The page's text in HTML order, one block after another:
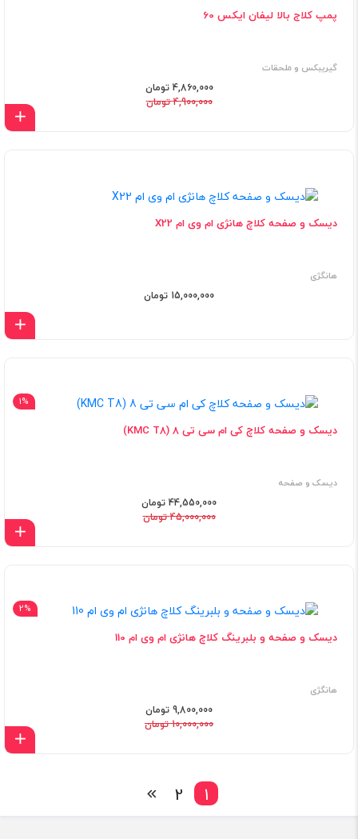
پمپ کلاج بالا لیفان ایکس 60
گیریبکس و ملحقات
4,860,000 تومان
4,900,000 تومان
دیسک و صفحه کلاچ هانژی ام وی ام X22
هانگژی
15,000,000 تومان
1%
دیسک و صفحه کلاچ کی ام سی تی 8 (KMC T8)
دیسک و صفحه
44,550,000 تومان
45,000,000 تومان
2%
دیسک و صفحه و بلبرینگ کلاچ هانژی ام وی ام 110
هانگژی
9,800,000 تومان
10,000,000 تومان
1
2